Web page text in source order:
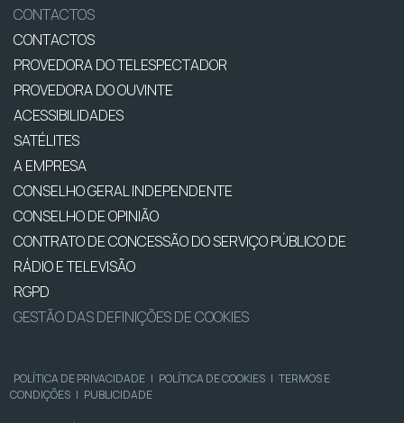
CONTACTOS
CONTACTOS
PROVEDORA DO TELESPECTADOR
PROVEDORA DO OUVINTE
ACESSIBILIDADES
SATÉLITES
A EMPRESA
CONSELHO GERAL INDEPENDENTE
CONSELHO DE OPINIÃO
CONTRATO DE CONCESSÃO DO SERVIÇO PÚBLICO DE
RÁDIO E TELEVISÃO
RGPD
GESTÃO DAS DEFINIÇÕES DE COOKIES
POLÍTICA DE PRIVACIDADE | POLÍTICA DE COOKIES | TERMOS E
CONDIÇÕES | PUBLICIDADE